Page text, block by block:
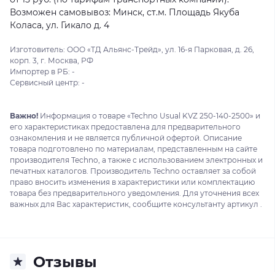
Возможен самовывоз: Минск, ст.м. Площадь Якуба
Коласа, ул. Гикало д. 4
Изготовитель: ООО «ТД Альянс-Трейд», ул. 16-я Парковая, д. 26,
корп. 3, г. Москва, РФ
Импортер в РБ: -
Сервисный центр: -
Важно! Информация о товаре «Techno Usual KVZ 250-140-2500» и
его характеристиках предоставлена для предварительного
ознакомления и не является публичной офертой. Описание
товара подготовлено по материалам, представленным на сайте
производителя Techno, а также с использованием электронных и
печатных каталогов. Производитель Techno оставляет за собой
право вносить изменения в характеристики или комплектацию
товара без предварительного уведомления. Для уточнения всех
важных для Вас характеристик, сообщите консультанту артикул .
Отзывы